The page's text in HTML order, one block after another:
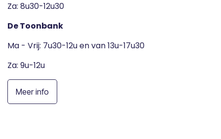
Za: 8u30-12u30
De Toonbank
Ma - Vrij: 7u30-12u en van 13u-17u30
Za: 9u-12u
Meer info